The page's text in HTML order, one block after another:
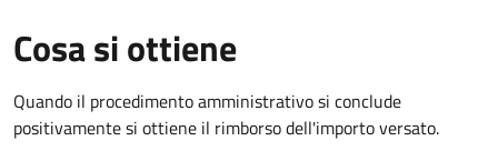
Cosa si ottiene
Quando il procedimento amministrativo si conclude
positivamente si ottiene il rimborso dell'importo versato.